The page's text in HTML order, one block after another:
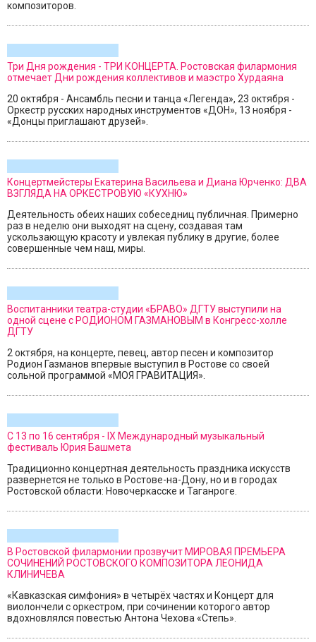
композиторов.
Три Дня рождения - ТРИ КОНЦЕРТА. Ростовская филармония
отмечает Дни рождения коллективов и маэстро Хурдаяна
20 октября - Ансамбль песни и танца «Легенда», 23 октября -
Оркестр русских народных инструментов «ДОН», 13 ноября -
«Донцы приглашают друзей».
Концертмейстеры Екатерина Васильева и Диана Юрченко: ДВА
ВЗГЛЯДА НА ОРКЕСТРОВУЮ «КУХНЮ»
Деятельность обеих наших собеседниц публичная. Примерно
раз в неделю они выходят на сцену, создавая там
ускользающую красоту и увлекая публику в другие, более
совершенные чем наш, миры.
Воспитанники театра-студии «БРАВО» ДГТУ выступили на
одной сцене с РОДИОНОМ ГАЗМАНОВЫМ в Конгресс-холле
ДГТУ
2 октября, на концерте, певец, автор песен и композитор
Родион Газманов впервые выступил в Ростове со своей
сольной программой «МОЯ ГРАВИТАЦИЯ».
С 13 по 16 сентября - IX Международный музыкальный
фестиваль Юрия Башмета
Традиционно концертная деятельность праздника искусств
развернется не только в Ростове-на-Дону, но и в городах
Ростовской области: Новочеркасске и Таганроге.
В Ростовской филармонии прозвучит МИРОВАЯ ПРЕМЬЕРА
СОЧИНЕНИЙ РОСТОВСКОГО КОМПОЗИТОРА ЛЕОНИДА
КЛИНИЧЕВА
«Кавказская симфония» в четырёх частях и Концерт для
виолончели с оркестром, при сочинении которого автор
вдохновлялся повестью Антона Чехова «Степь».